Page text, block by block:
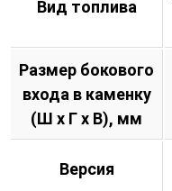
Вид топлива
Размер бокового
входа в каменку
(Ш х Г х В), мм
Версия